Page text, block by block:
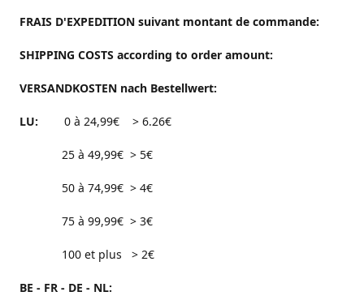
FRAIS D'EXPEDITION suivant montant de commande:
SHIPPING COSTS according to order amount:
VERSANDKOSTEN nach Bestellwert:
LU: 0 à 24,99€ > 6.26€
25 à 49,99€ > 5€
50 à 74,99€ > 4€
75 à 99,99€ > 3€
100 et plus > 2€
BE - FR - DE - NL: